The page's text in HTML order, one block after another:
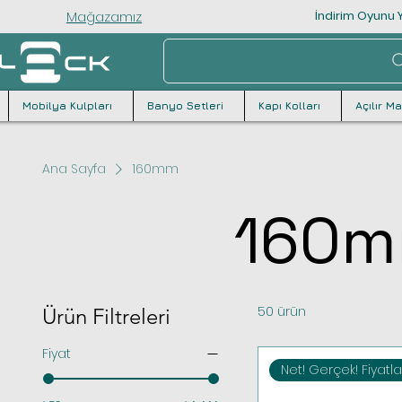
Mağazamız İndirim Oyunu
Mobilya Kulpları Banyo Setleri Kapı Kolları Açılır
Ana Sayfa 160mm
Ürün Filtreleri
Fiyat
50 ürün
Net! Gerçek!